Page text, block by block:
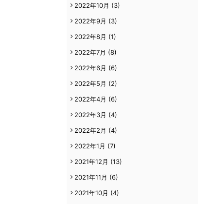
2022年10月 (3)
2022年9月 (3)
2022年8月 (1)
2022年7月 (8)
2022年6月 (6)
2022年5月 (2)
2022年4月 (6)
2022年3月 (4)
2022年2月 (4)
2022年1月 (7)
2021年12月 (13)
2021年11月 (6)
2021年10月 (4)